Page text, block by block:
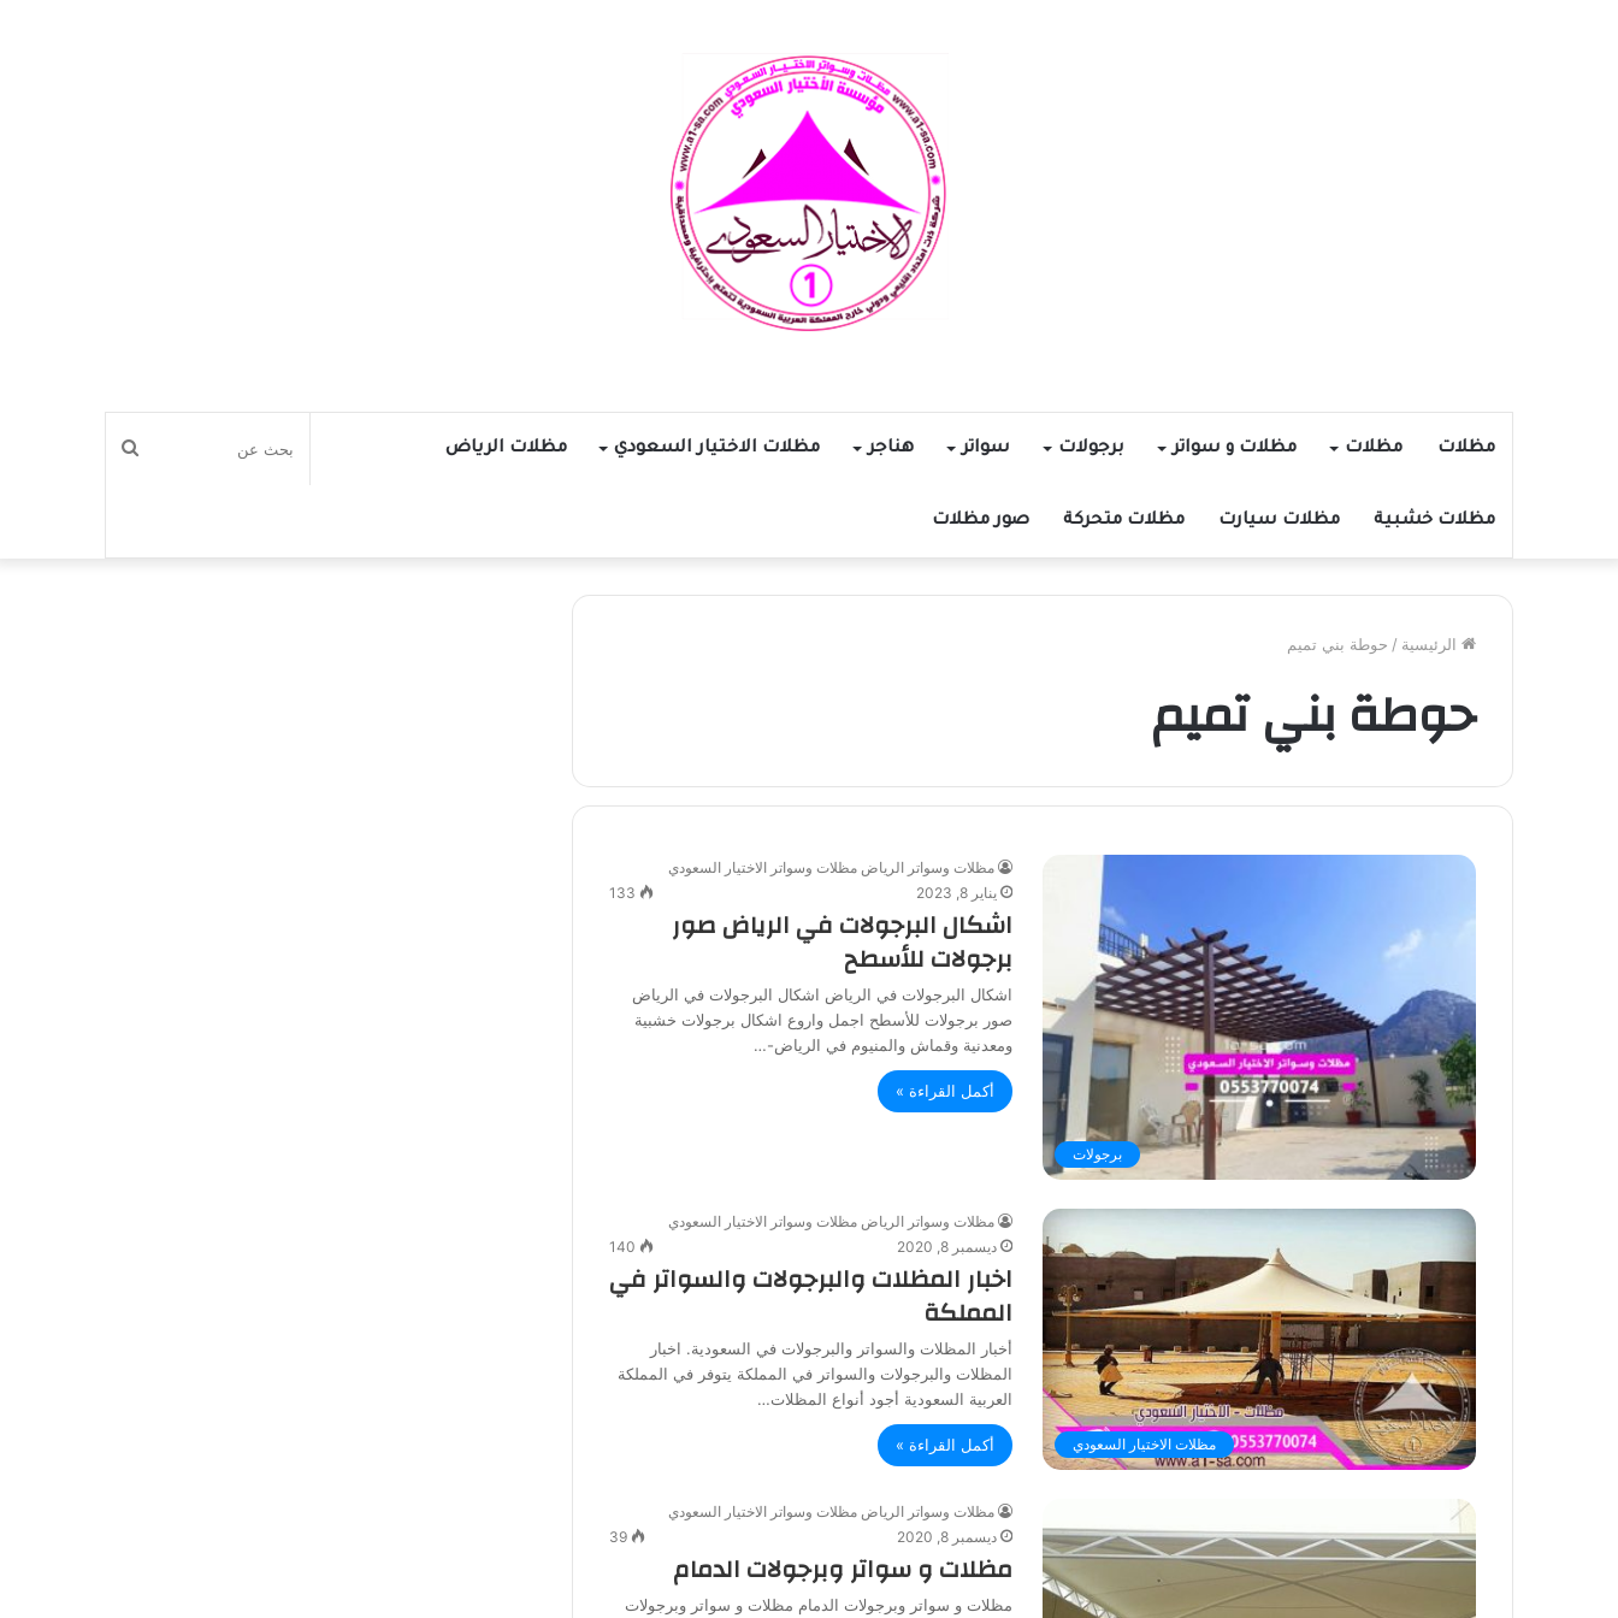
مظلات مظلات مظلات و سواتر برجولات سواتر هناجر مظلات الاختيار السعودي مظلات الرياض
مظلات خشبية مظلات سيارت مظلات متحركة صور مظلات
بحث
الرئيسية / حوطة بني تميم
حوطة بني تميم
برجولات
مظلات وسواتر الرياض مظلات وسواتر الاختيار السعودي
يناير 8, 2023
133
اشكال البرجولات في الرياض صور
برجولات للأسطح
اشكال البرجولات في الرياض اشكال البرجولات في الرياض
صور برجولات للأسطح اجمل واروع اشكال برجولات خشبية
ومعدنية وقماش والمنيوم في الرياض-…
أكمل القراءة »
مظلات الاختيار السعودي
مظلات وسواتر الرياض مظلات وسواتر الاختيار السعودي
ديسمبر 8, 2020
140
اخبار المظلات والبرجولات والسواتر في
المملكة
أخبار المظلات والسواتر والبرجولات في السعودية. اخبار
المظلات والبرجولات والسواتر في المملكة يتوفر في المملكة
العربية السعودية أجود أنواع المظلات…
أكمل القراءة »
مظلات وسواتر الرياض مظلات وسواتر الاختيار السعودي
ديسمبر 8, 2020
39
مظلات و سواتر وبرجولات الدمام
مظلات و سواتر وبرجولات الدمام مظلات و سواتر وبرجولات